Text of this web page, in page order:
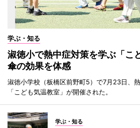
学ぶ・知る
淑徳小で熱中症対策を学ぶ「
傘の効果を体感
淑徳小学校（板橋区前野町5）で7月23日、
「こども気温教室」が開催された。
学ぶ・知る